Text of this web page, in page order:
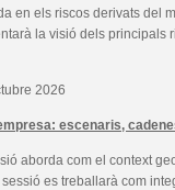
en els riscos derivats del
la visió dels
2026
escenaris,
aborda com el context
sessió es treballarà com